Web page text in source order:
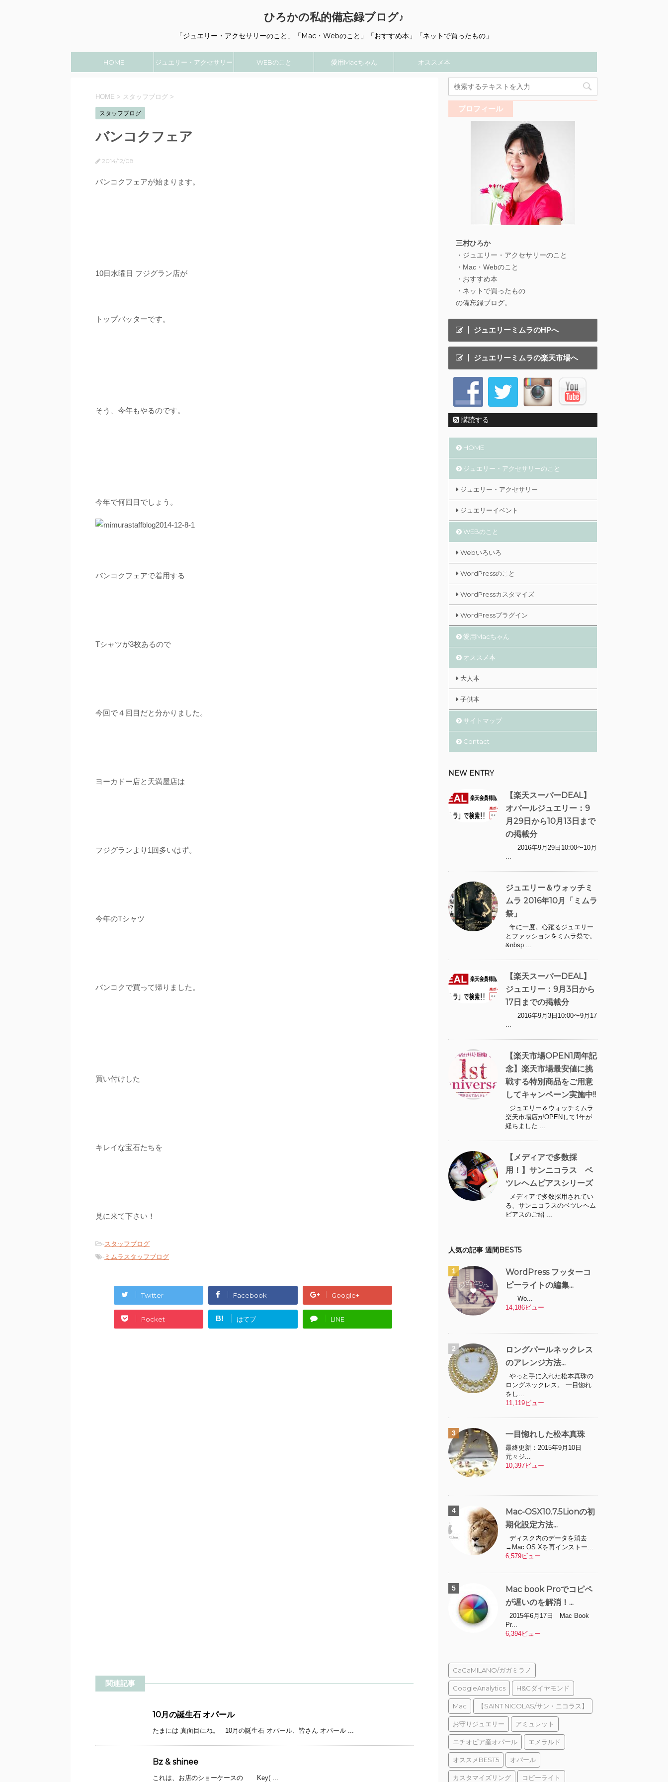
ひろかの私的備忘録ブログ♪
「ジュエリー・アクセサリーのこと」「Mac・Webのこと」「おすすめ本」「ネットで買ったもの」
HOME ジュエリー・アクセサリー WEBのこと 愛用Macちゃん オススメ本
HOME > スタッフブログ >
スタッフブログ
バンコクフェア
2014/12/08
バンコクフェアが始まります。
10日水曜日 フジグラン店が
トップバッターです。
そう、今年もやるのです。
今年で何回目でしょう。
バンコクフェアで着用する
Tシャツが3枚あるので
今回で４回目だと分かりました。
ヨーカドー店と天満屋店は
フジグランより1回多いはず。
今年のTシャツ
バンコクで買って帰りました。
買い付けした
キレイな宝石たちを
見に来て下さい！
-スタッフブログ
- ミムラスタッフブログ
Twitter Facebook Google+
Pocket B! はてブ LINE
関連記事
10月の誕生石 オパール
たまには 真面目にね。 10月の誕生石 オパール、皆さん オパール ...
Bz & shinee
これは、お店のショーケースの Key( ...
プロフィール
三村ひろか
・ジュエリー・アクセサリーのこと
・Mac・Webのこと
・おすすめ本
・ネットで買ったもの
の備忘録ブログ。
ジュエリーミムラのHPへ
ジュエリーミムラの楽天市場へ
購読する
HOME
ジュエリー・アクセサリーのこと
ジュエリー・アクセサリー
ジュエリーイベント
WEBのこと
Webいろいろ
WordPressのこと
WordPressカスタマイズ
WordPressプラグイン
愛用Macちゃん
オススメ本
大人本
子供本
サイトマップ
Contact
NEW ENTRY
【楽天スーパーDEAL】
オパールジュエリー：9
月29日から10月13日まで
の掲載分
2016年9月29日10:00〜10月
...
ジュエリー＆ウォッチミ
ムラ 2016年10月「ミムラ
祭」
年に一度。心躍るジュエリー
とファッションをミムラ祭で。
&nbsp ...
【楽天スーパーDEAL】
ジュエリー：9月3日から
17日までの掲載分
2016年9月3日10:00〜9月17
...
【楽天市場OPEN1周年記
念】楽天市場最安値に挑
戦する特別商品をご用意
してキャンペーン実施中!!
ジュエリー＆ウォッチミムラ
楽天市場店がOPENして1年が
経ちました ...
【メディアで多数採
用！】サンニコラス ベ
ツレヘムピアスシリーズ
メディアで多数採用されてい
る、サンニコラスのベツレヘム
ピアスのご紹 ...
人気の記事 週間BEST5
WordPress フッターコ
ピーライトの編集...
Wo...
14,186ビュー
ロングパールネックレス
のアレンジ方法...
やっと手に入れた松本真珠の
ロングネックレス。 一目惚れ
をし...
11,119ビュー
一目惚れした松本真珠
最終更新：2015年9月10日
元々ジ...
10,397ビュー
Mac-OSX10.7.5Lionの初
期化設定方法...
ディスク内のデータを消去
→Mac OS Xを再インストー...
6,579ビュー
Mac book Proでコピペ
が遅いのを解消！...
2015年6月17日 Mac Book
Pr...
6,394ビュー
GaGaMILANO/ガガミラノ
GoogleAnalytics H&Cダイヤモンド
Mac 【SAINT NICOLAS/サン・ニコラス】
お守りジュエリー アミュレット
エチオピア産オパール エメラルド
オススメBEST5 オパール
カスタマイズリング コピーライト